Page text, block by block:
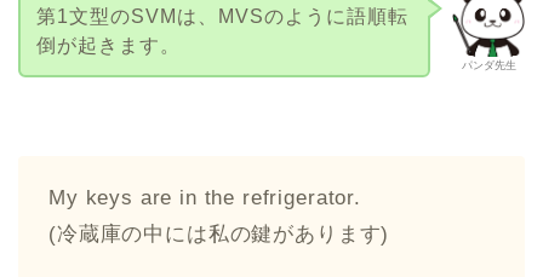
パンダ先生
第1文型のSVMは、MVSのように語順転
倒が起きます。
My keys are in the refrigerator.
(冷蔵庫の中には私の鍵があります)